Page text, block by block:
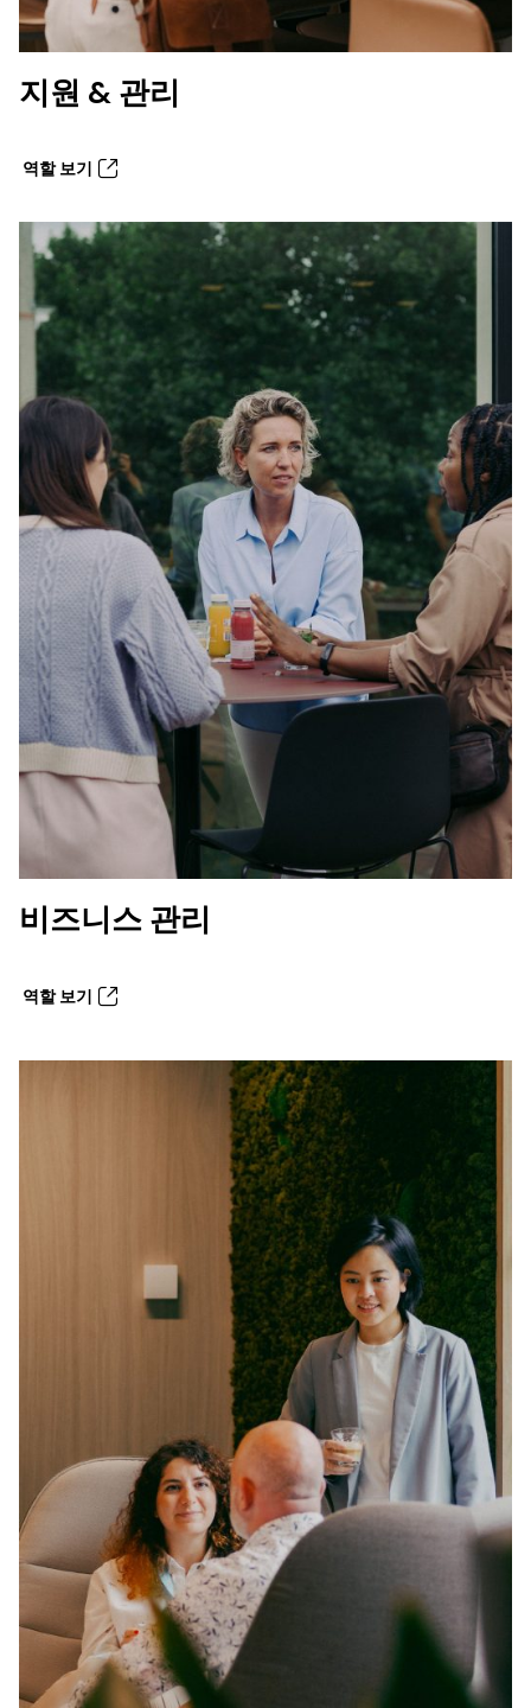
지원 & 관리
역할 보기
비즈니스 관리
역할 보기